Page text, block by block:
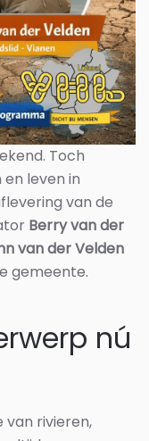
Toch
leven in
van de
Berry van der
van der Velden
gemeente.
nú
van rivieren,